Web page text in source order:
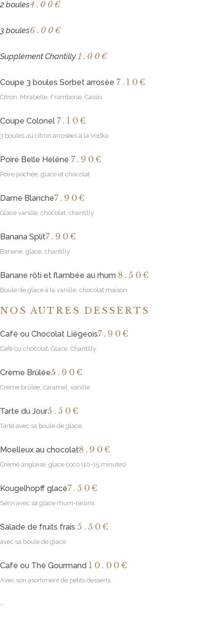
2 boules4.00€
3 boules6.00€
Supplément Chantilly 1 .00€
Coupe 3 boules Sorbet arrosée 7.10€
Citron, Mirabelle, Framboise, Cassis
Coupe Colonel 7.10€
3 boules au citron arrosées à la Vodka
Poire Belle Hélène 7.90€
Poire pochée, glace et chocolat
Dame Blanche7.90€
Glace vanille, chocolat, chantilly
Banana Split7.90€
Banane, glace, chantilly
Banane rôti et flambée au rhum 8 .50€
Boule de glace à la vanille, chocolat maison
NOS AUTRES DESSERTS
Café ou Chocolat Liégeois7.90€
Café ou chocolat, Glace, Chantilly
Crème Brûlée5 .90€
Crème brûlée, caramel, vanille
Tarte du Jour5 .50€
Tarte avec sa boule de glace
Moelleux au chocolat8 .90€
Crème anglaise, glace coco (10-15 minutes)
Kougelhopff glacé7.50€
Servi avec sa glace rhum-raisins
Salade de fruits frais 5 .50€
avec sa boule de glace
Café ou Thé Gourmand 10 .00€
Avec son asortiment de petits desserts
-